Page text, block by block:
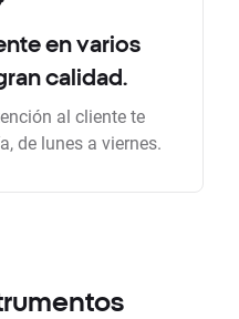
en varios
calidad.
al cliente te
de lunes a viernes.